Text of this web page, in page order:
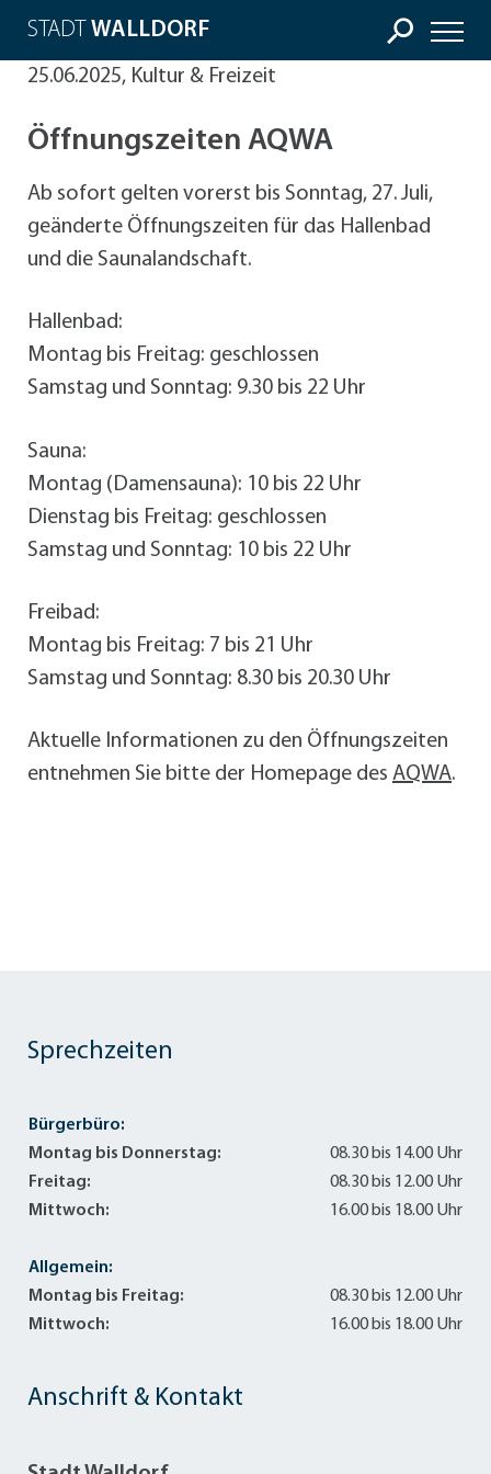
STADT WALLDORF
25.06.2025, Kultur & Freizeit
Öffnungszeiten AQWA
Ab sofort gelten vorerst bis Sonntag, 27. Juli,
geänderte Öffnungszeiten für das Hallenbad
und die Saunalandschaft.
Hallenbad:
Montag bis Freitag: geschlossen
Samstag und Sonntag: 9.30 bis 22 Uhr
Sauna:
Montag (Damensauna): 10 bis 22 Uhr
Dienstag bis Freitag: geschlossen
Samstag und Sonntag: 10 bis 22 Uhr
Freibad:
Montag bis Freitag: 7 bis 21 Uhr
Samstag und Sonntag: 8.30 bis 20.30 Uhr
Aktuelle Informationen zu den Öffnungszeiten
entnehmen Sie bitte der Homepage des AQWA.
Anschrift & Kontakt
Sprechzeiten
Bürgerbüro:
Montag bis Donnerstag:
08.30 bis 14.00 Uhr
Freitag:
08.30 bis 12.00 Uhr
Mittwoch:
16.00 bis 18.00 Uhr
Allgemein:
Montag bis Freitag:
08.30 bis 12.00 Uhr
Mittwoch:
16.00 bis 18.00 Uhr